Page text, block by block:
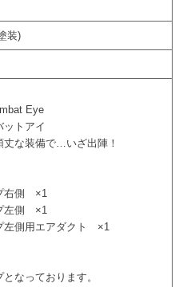
装)
Eye
トアイ
丈な装備で…いざ出陣！
右側 ×1
左側 ×1
左側用エアダクト ×1
なっております。